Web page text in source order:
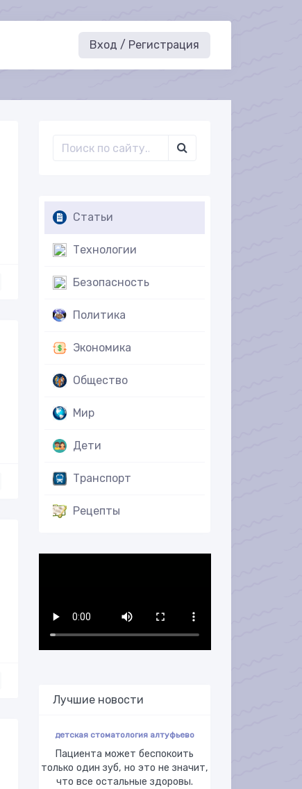
Вход / Регистрация
Статьи
Технологии
Безопасность
Политика
Экономика
Общество
Мир
Дети
Транспорт
Рецепты
Лучшие новости
детская стоматология алтуфьево
Пациента может беспокоить
только один зуб, но это не значит,
что все остальные здоровы.